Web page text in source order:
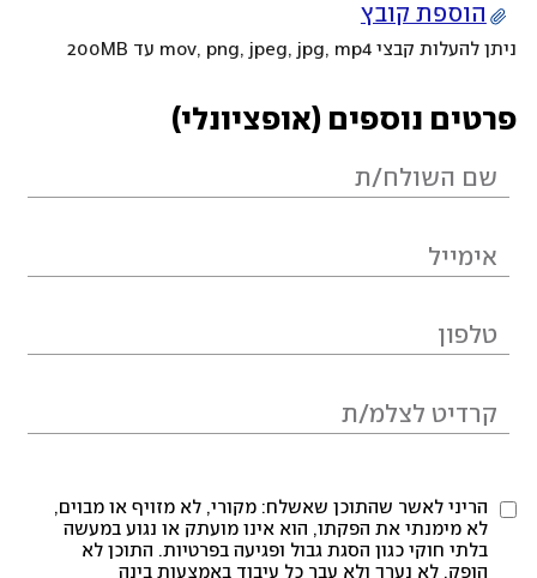
הוספת קובץ
ניתן להעלות קבצי mov, png, jpeg, jpg, mp4 עד 200MB
פרטים נוספים (אופציונלי)
הריני לאשר שהתוכן שאשלח: מקורי, לא מזויף או מבוים,
לא מימנתי את הפקתו, הוא אינו מועתק או נגוע במעשה
בלתי חוקי כגון הסגת גבול ופגיעה בפרטיות. התוכן לא
הופק, לא נערך ולא עבר כל עיבוד באמצעות בינה